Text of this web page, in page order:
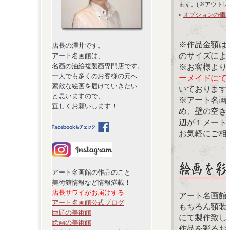
店長の澤井です。
アート名画館は、
名画の油絵複製画専門店です。
一人でも多くのお客様の元へ
素敵な絵画を届けていきたい
と思いますので、
宜しくお願いします！
アート名画館の作品のこと
美術館情報など情報満載！
店長サワイがお届けする
アート名画館公式ブログ
巨匠の美術館
絵画の美術館
ます。(※アウト
» オプションの
※作品金額
のサイズに
※お客様よ
ーメイドに
いておりま
※アート名
め、壁の空
辺が１メー
お気軽にご
アート名画
もちろん額
にて製作致